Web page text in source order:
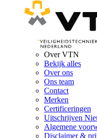
Over VTN
Bekijk alles
Over ons
Ons team
Contact
Merken
Certificeringen
Uitschrijven
Algemene
Disclaimer &